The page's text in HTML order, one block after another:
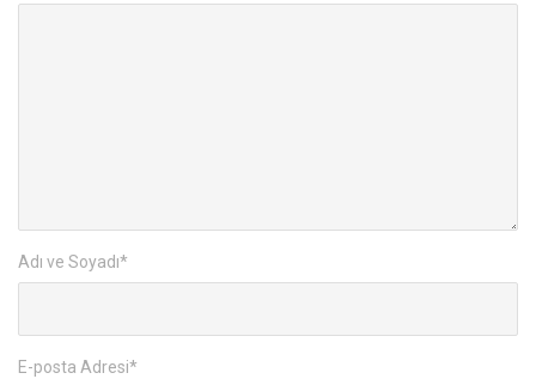
Adı ve Soyadı*
E-posta Adresi*